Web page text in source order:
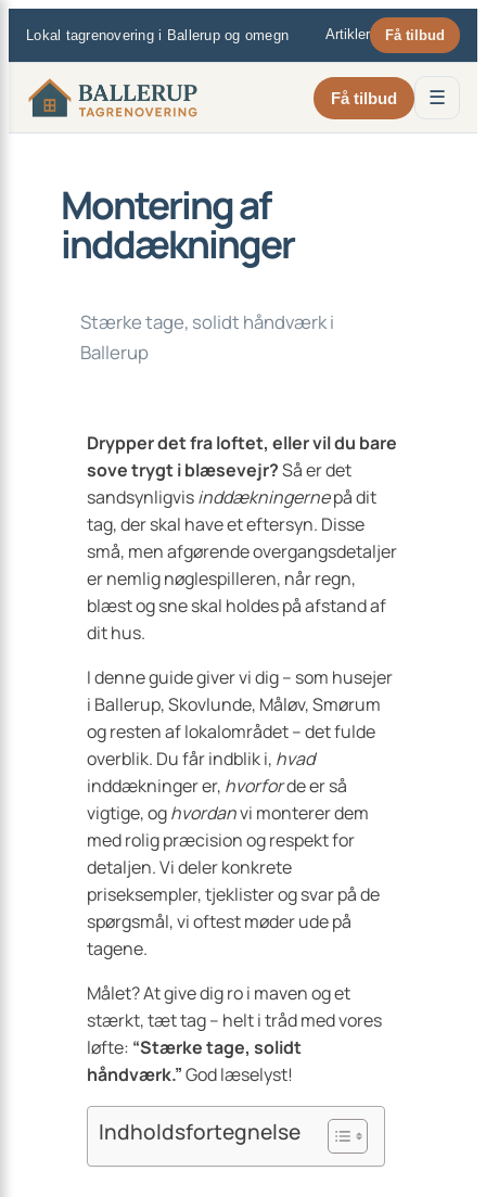
indhold
Lokal tagrenovering i Ballerup og omegn Artikler Få tilbud
Få tilbud ☰
Montering af
inddækninger
Stærke tage, solidt håndværk i
Ballerup
Drypper det fra loftet, eller vil du bare
sove trygt i blæsevejr?Så er det
sandsynligvisinddækningernepå dit
tag, der skal have et eftersyn. Disse
små, men afgørende overgangsdetaljer
er nemlig nøglespilleren, når regn,
blæst og sne skal holdes på afstand af
dit hus.
I denne guide giver vi dig – som husejer
i Ballerup, Skovlunde, Måløv, Smørum
og resten af lokalområdet – det fulde
overblik. Du får indblik i, hvad
inddækninger er, hvorforde er så
vigtige, oghvordanvi monterer dem
med rolig præcision og respekt for
detaljen. Vi deler konkrete
priseksempler, tjeklister og svar på de
spørgsmål, vi oftest møder ude på
tagene.
Målet? At give dig ro i maven og et
stærkt, tæt tag – helt i tråd med vores
løfte: “Stærke tage, solidt
håndværk.”God læselyst!
Indholdsfortegnelse